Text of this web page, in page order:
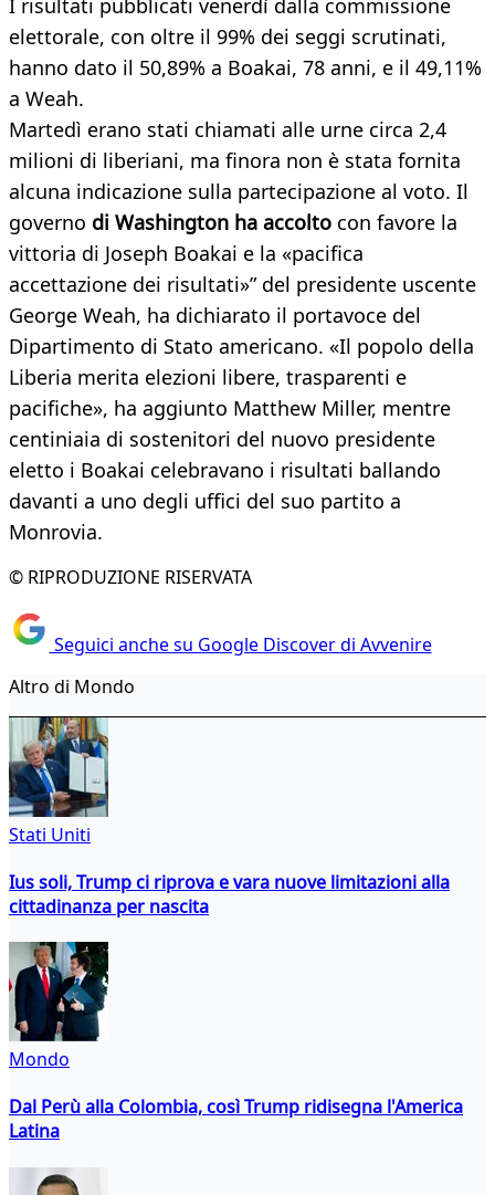
I risultati pubblicati venerdì dalla commissione
elettorale, con oltre il 99% dei seggi scrutinati,
hanno dato il 50,89% a Boakai, 78 anni, e il 49,11%
a Weah.
Martedì erano stati chiamati alle urne circa 2,4
milioni di liberiani, ma finora non è stata fornita
alcuna indicazione sulla partecipazione al voto. Il
governo di Washington ha accolto con favore la
vittoria di Joseph Boakai e la «pacifica
accettazione dei risultati»” del presidente uscente
George Weah, ha dichiarato il portavoce del
Dipartimento di Stato americano. «Il popolo della
Liberia merita elezioni libere, trasparenti e
pacifiche», ha aggiunto Matthew Miller, mentre
centiniaia di sostenitori del nuovo presidente
eletto i Boakai celebravano i risultati ballando
davanti a uno degli uffici del suo partito a
Monrovia.
© RIPRODUZIONE RISERVATA
Seguici anche su Google Discover di Avvenire
Altro di Mondo
Stati Uniti
Ius soli, Trump ci riprova e vara nuove limitazioni alla
cittadinanza per nascita
Mondo
Dal Perù alla Colombia, così Trump ridisegna l'America
Latina